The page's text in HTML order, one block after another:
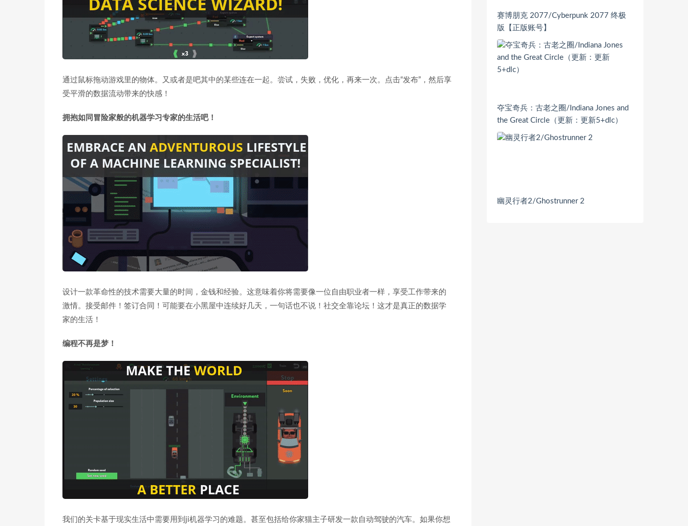
通过鼠标拖动游戏里的物体。又或者是吧其中的某些连在一起。尝试，失败，优化，再来一次。点击“发布”，然后享
受平滑的数据流动带来的快感！
拥抱如同冒险家般的机器学习专家的生活吧！
设计一款革命性的技术需要大量的时间，金钱和经验。这意味着你将需要像一位自由职业者一样，享受工作带来的
激情。接受邮件！签订合同！可能要在小黑屋中连续好几天，一句话也不说！社交全靠论坛！这才是真正的数据学
家的生活！
编程不再是梦！
我们的关卡基于现实生活中需要用到ji机器学习的难题。甚至包括给你家猫主子研发一款自动驾驶的汽车。如果你想
赛博朋克 2077/Cyberpunk 2077 终极
版【正版账号】
夺宝奇兵：古老之圈/Indiana Jones and
the Great Circle（更新：更新5+dlc）
幽灵行者2/Ghostrunner 2